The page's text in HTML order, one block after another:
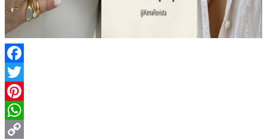
Facebook
Twitter
Pinterest
WhatsApp